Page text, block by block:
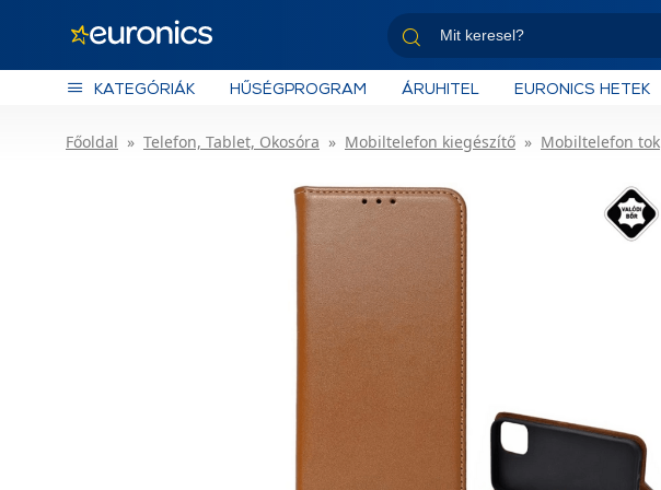
KATEGÓRIÁK HŰSÉGPROGRAM ÁRUHITEL EURONICS HETEK
Főoldal Telefon, Tablet, Okosóra Mobiltelefon kiegészítő Mobiltelefon tok